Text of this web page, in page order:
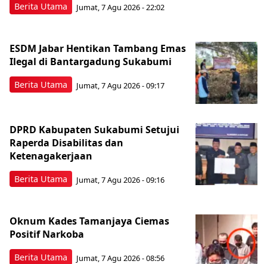
Berita Utama Jumat, 7 Agu 2026 - 22:02
Berita Utama
ESDM Jabar Hentikan Tambang Emas
Ilegal di Bantargadung Sukabumi
Jumat, 7 Agu 2026 - 09:17
Berita Utama
DPRD Kabupaten Sukabumi Setujui
Raperda Disabilitas dan
Ketenagakerjaan
Jumat, 7 Agu 2026 - 09:16
Berita Utama
Oknum Kades Tamanjaya Ciemas
Positif Narkoba
Jumat, 7 Agu 2026 - 08:56